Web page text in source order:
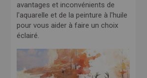
avantages et inconvénients de
l'aquarelle et de la peinture à l'huile
pour vous aider à faire un choix
éclairé.